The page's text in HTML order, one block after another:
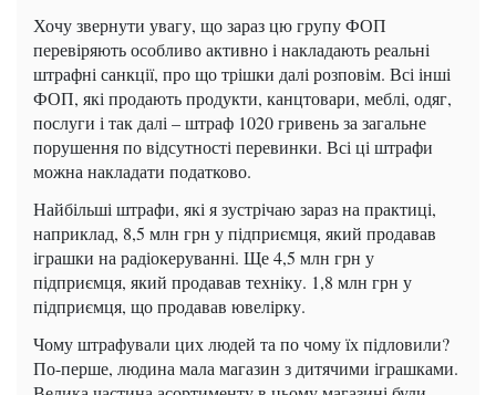
Хочу звернути увагу, що зараз цю групу ФОП
перевіряють особливо активно і накладають реальні
штрафні санкції, про що трішки далі розповім. Всі інші
ФОП, які продають продукти, канцтовари, меблі, одяг,
послуги і так далі – штраф 1020 гривень за загальне
порушення по відсутності перевинки. Всі ці штрафи
можна накладати податково.
Найбільші штрафи, які я зустрічаю зараз на практиці,
наприклад, 8,5 млн грн у підприємця, який продавав
іграшки на радіокеруванні. Ще 4,5 млн грн у
підприємця, який продавав техніку. 1,8 млн грн у
підприємця, що продавав ювелірку.
Чому штрафували цих людей та по чому їх підловили?
По-перше, людина мала магазин з дитячими іграшками.